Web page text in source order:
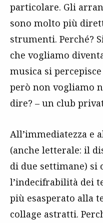
particolare. Gli
sono molto più
strumenti. Perché?
che vogliamo
musica si
però non vogliamo
dire? – un club
All’immediatezza e
(anche letterale: il
di due settimane) si
l’indecifrabilità dei
più esasperato alla
collage astratti.